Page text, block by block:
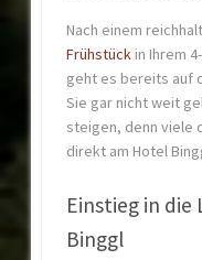
Nach einem
Frühstück in Ihrem
geht es bereits auf
Sie gar nicht weit
steigen, denn viele
direkt am Hotel
Einstieg in
Binggl